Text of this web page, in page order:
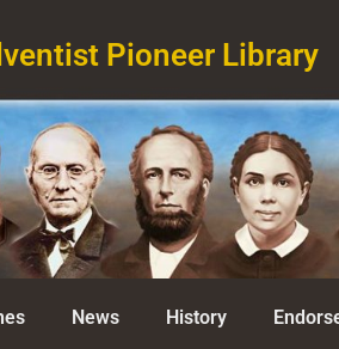
Pioneer Library
News History